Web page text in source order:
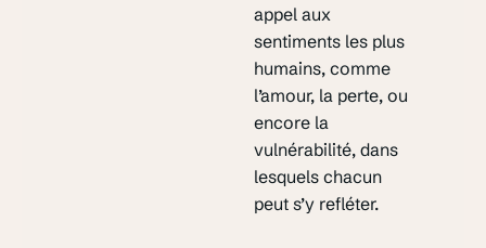
appel aux
sentiments les plus
humains, comme
l’amour, la perte, ou
encore la
vulnérabilité, dans
lesquels chacun
peut s’y refléter.